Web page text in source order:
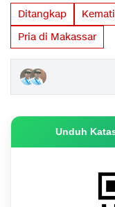
Ditangkap
Pria di Makassar
Unduh